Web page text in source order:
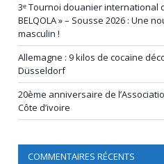
3ᵉ Tournoi douanier international
BELQOLA » – Sousse 2026 : Une
masculin !
Allemagne : 9 kilos de cocaïne
Düsseldorf
20ème anniversaire de
Côte d’ivoire
COMMENTAIRES RÉCENTS